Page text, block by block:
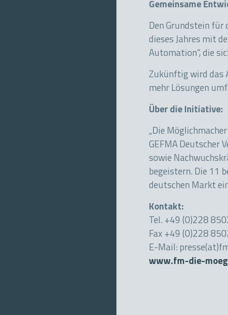
Gemeinsame
Den Grundstein für
dieses Jahres mit
Automation“, die
Zukünftig wird das
mehr Lösungen
Über die Initiative:
„Die
GEFMA Deutscher
sowie
begeistern. Die 11
deutschen Markt
Kontakt:
Tel. +49 (0)228
Fax +49 (0)228
E-Mail:
www.fm-die-